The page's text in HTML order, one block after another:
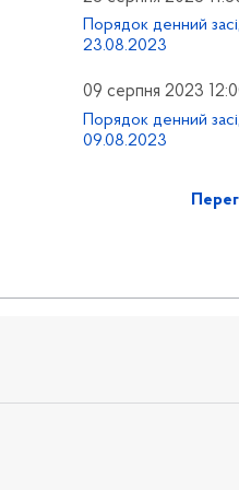
Порядок денний
23.08.2023
09 серпня 2023
Порядок денний
09.08.2023